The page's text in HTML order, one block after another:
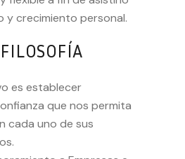
y crecimiento personal.
es establecer
que nos permita
cada uno de sus